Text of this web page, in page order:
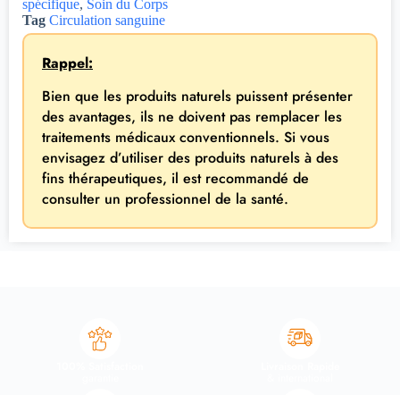
spécifique, Soin du Corps
Tag Circulation sanguine
Rappel:
Bien que les produits naturels puissent présenter
des avantages, ils ne doivent pas remplacer les
traitements médicaux conventionnels. Si vous
envisagez d’utiliser des produits naturels à des
fins thérapeutiques, il est recommandé de
consulter un professionnel de la santé.